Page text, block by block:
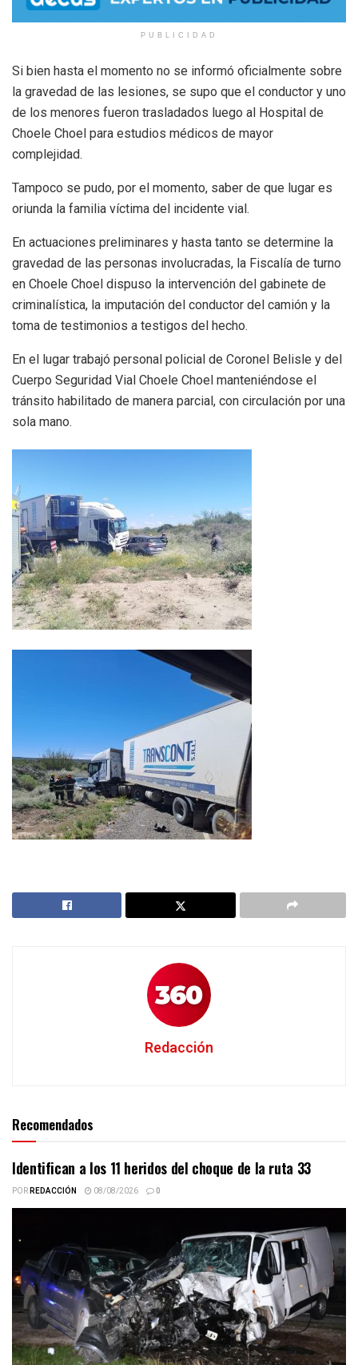
PUBLICIDAD
Si bien hasta el momento no se informó oficialmente sobre
la gravedad de las lesiones, se supo que el conductor y uno
de los menores fueron trasladados luego al Hospital de
Choele Choel para estudios médicos de mayor
complejidad.
Tampoco se pudo, por el momento, saber de que lugar es
oriunda la familia víctima del incidente vial.
En actuaciones preliminares y hasta tanto se determine la
gravedad de las personas involucradas, la Fiscalía de turno
en Choele Choel dispuso la intervención del gabinete de
criminalística, la imputación del conductor del camión y la
toma de testimonios a testigos del hecho.
En el lugar trabajó personal policial de Coronel Belisle y del
Cuerpo Seguridad Vial Choele Choel manteniéndose el
tránsito habilitado de manera parcial, con circulación por una
sola mano.
Redacción
Recomendados
Identifican a los 11 heridos del choque de la ruta 33
PORREDACCIÓN 08/08/2026 0